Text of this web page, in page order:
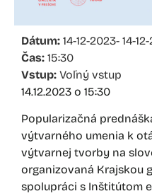
Dátum: 14-12-2023- 14-
Čas: 15:30
Vstup: Voľný vstup
14.12.2023 o 15:30
Popularizačná
výtvarného umenia k
výtvarnej tvorby na
organizovaná Krajskou
spolupráci s Inštitútom